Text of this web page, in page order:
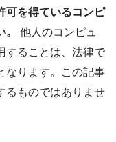
可を得ているコンピ
他人のコンピュ
することは、法律で
なります。この記事
るものではありませ